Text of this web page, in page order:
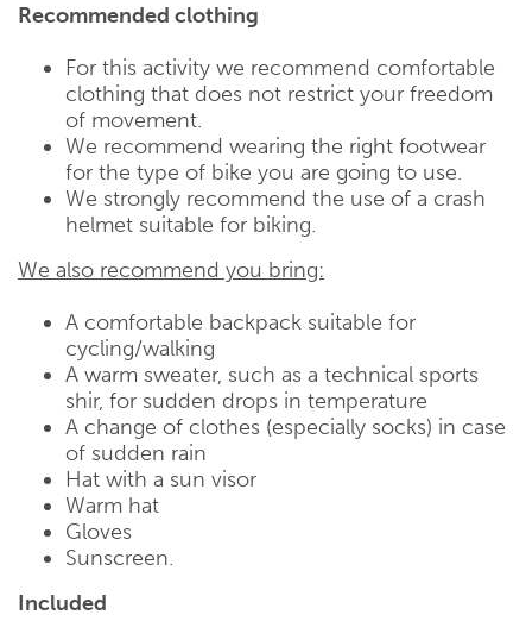
Recommended clothing
For this activity we recommend comfortable
clothing that does not restrict your freedom
of movement.
We recommend wearing the right footwear
for the type of bike you are going to use.
We strongly recommend the use of a crash
helmet suitable for biking.
We also recommend you bring:
A comfortable backpack suitable for
cycling/walking
A warm sweater, such as a technical sports
shir, for sudden drops in temperature
A change of clothes (especially socks) in case
of sudden rain
Hat with a sun visor
Warm hat
Gloves
Sunscreen.
Included